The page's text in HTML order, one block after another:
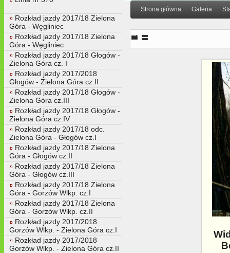
Rozkład jazdy 2017/18 Zielona
Góra - Węgliniec
Rozkład jazdy 2017/18 Zielona
Góra - Węgliniec
Rozkład jazdy 2017/18 Głogów -
Zielona Góra cz. I
Rozkład jazdy 2017/2018
Głogów - Zielona Góra cz.II
Rozkład jazdy 2017/18 Głogów -
Zielona Góra cz.III
Rozkład jazdy 2017/18 Głogów -
Zielona Góra cz.IV
Rozkład jazdy 2017/18 odc.
Zielona Góra - Głogów cz.I
Rozkład jazdy 2017/18 Zielona
Góra - Głogów cz.II
Rozkład jazdy 2017/18 Zielona
Góra - Głogów cz.III
Rozkład jazdy 2017/18 Zielona
Góra - Gorzów Wlkp. cz.I
Rozkład jazdy 2017/18 Zielona
Góra - Gorzów Wlkp. cz.II
Rozkład jazdy 2017/2018
Gorzów Wlkp. - Zielona Góra cz.I
Rozkład jazdy 2017/2018
Gorzów Wlkp. - Zielona Góra cz.II
Strona główna Galeria